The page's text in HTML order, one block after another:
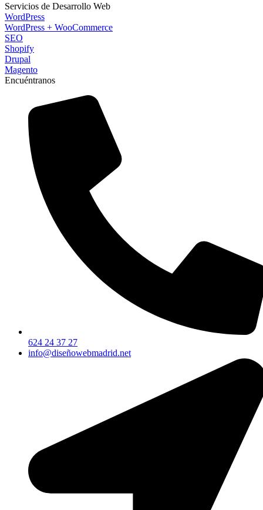
Servicios de Desarrollo Web
WordPress
WordPress + WooCommerce
SEO
Shopify
Drupal
Magento
Encuéntranos
624 24 37 27
info@diseñowebmadrid.net